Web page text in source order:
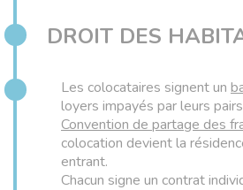
DROIT DES
Les colocataires signent un
loyers impayés par leurs
Convention de partage des
colocation devient la
entrant.
Chacun signe un contrat